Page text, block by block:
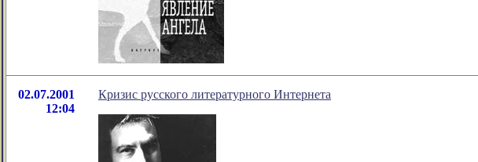
02.07.2001
12:04
Кризис русского литературного Интернета